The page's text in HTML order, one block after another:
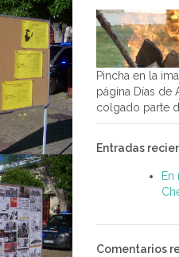
Pincha en la
página Días de
colgado parte
Entradas
En
Comentarios